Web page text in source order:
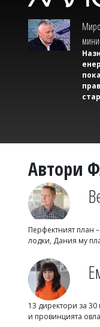
Автори
Перфектният план
лодки, Дания му
13 директори за 30
и провинцията